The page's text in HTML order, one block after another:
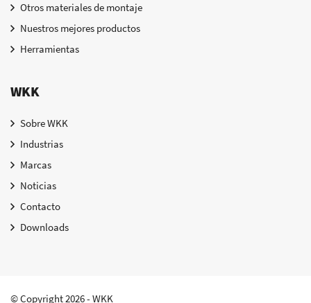
Otros materiales de montaje
Nuestros mejores productos
Herramientas
WKK
Sobre WKK
Industrias
Marcas
Noticias
Contacto
Downloads
© Copyright 2026 - WKK